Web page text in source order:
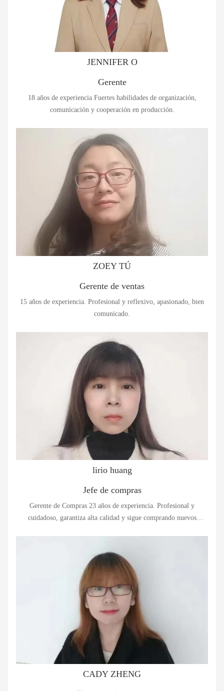
JENNIFER O
Gerente
18 años de experiencia Fuertes habilidades de organización,
comunicación y cooperación en producción.
ZOEY TÚ
Gerente de ventas
15 años de experiencia. Profesional y reflexivo, apasionado, bien
comunicado.
lirio huang
Jefe de compras
Gerente de Compras 23 años de experiencia. Profesional y
cuidadoso, garantiza alta calidad y sigue comprando nuevos
CADY ZHENG